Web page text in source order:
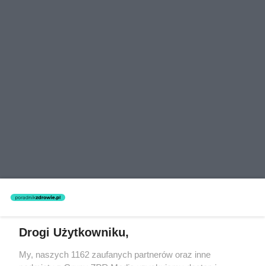
Wiadomo, że wirusa HIV nie przenoszą komary ani
Drogi Użytkowniku,
My, naszych 1162 zaufanych partnerów oraz inne